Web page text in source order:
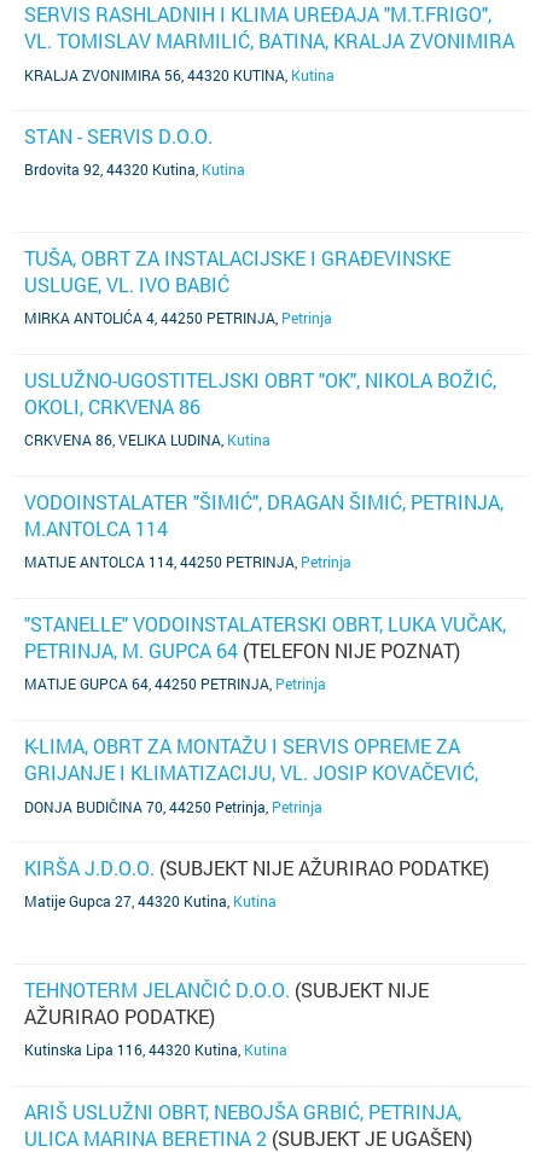
SERVIS RASHLADNIH I KLIMA UREĐAJA "M.T.FRIGO",
VL. TOMISLAV MARMILIĆ, BATINA, KRALJA ZVONIMIRA
56
KRALJA ZVONIMIRA 56, 44320 KUTINA Kutina
STAN - SERVIS D.O.O.
Brdovita 92, 44320 Kutina Kutina
TUŠA, OBRT ZA INSTALACIJSKE I GRAĐEVINSKE
USLUGE, VL. IVO BABIĆ
MIRKA ANTOLIĆA 4, 44250 PETRINJA Petrinja
USLUŽNO-UGOSTITELJSKI OBRT "OK", NIKOLA BOŽIĆ,
OKOLI, CRKVENA 86
CRKVENA 86, VELIKA LUDINA Kutina
VODOINSTALATER "ŠIMIĆ", DRAGAN ŠIMIĆ, PETRINJA,
M.ANTOLCA 114
MATIJE ANTOLCA 114, 44250 PETRINJA Petrinja
"STANELLE" VODOINSTALATERSKI OBRT, LUKA VUČAK,
PETRINJA, M. GUPCA 64 (TELEFON NIJE POZNAT)
MATIJE GUPCA 64, 44250 PETRINJA Petrinja
K-LIMA, OBRT ZA MONTAŽU I SERVIS OPREME ZA
GRIJANJE I KLIMATIZACIJU, VL. JOSIP KOVAČEVIĆ,
DONJA BUDIČINA 70(TELEFON NIJE POZNAT)
DONJA BUDIČINA 70, 44250 Petrinja Petrinja
KIRŠA J.D.O.O. (SUBJEKT NIJE AŽURIRAO PODATKE)
Matije Gupca 27, 44320 Kutina Kutina
TEHNOTERM JELANČIĆ D.O.O. (SUBJEKT NIJE
AŽURIRAO PODATKE)
Kutinska Lipa 116, 44320 Kutina Kutina
ARIŠ USLUŽNI OBRT, NEBOJŠA GRBIĆ, PETRINJA,
ULICA MARINA BERETINA 2 (SUBJEKT JE UGAŠEN)